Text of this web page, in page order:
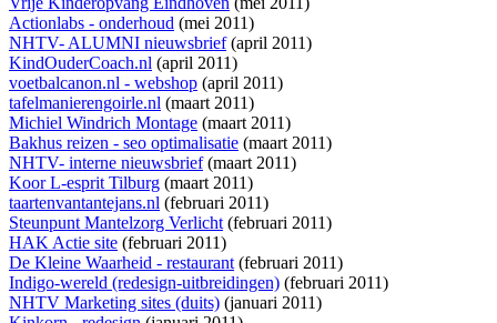
Actionlabs - onderhoud (mei 2011)
NHTV- ALUMNI nieuwsbrief(april 2011)
KindOuderCoach.nl (april 2011)
voetbalcanon.nl - webshop (april 2011)
tafelmanierengoirle.nl (maart 2011)
Michiel Windrich Montage (maart 2011)
Bakhus reizen - seo optimalisatie (maart 2011)
NHTV- interne nieuwsbrief(maart 2011)
Koor L-esprit Tilburg (maart 2011)
taartenvantantejans.nl (februari 2011)
Steunpunt Mantelzorg Verlicht(februari 2011)
HAK Actie site (februari 2011)
De Kleine Waarheid - restaurant(februari 2011)
Indigo-wereld (redesign-uitbreidingen) (februari 2011)
NHTV Marketing sites (duits) (januari 2011)